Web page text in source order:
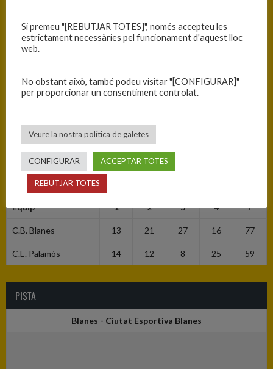
INFORMACIÓ
29/11/2025 12:30
Júnior A
masculí
RESULTATS
Equip 1 2 3 4 T
C.B. Blanes 13 21 27 16 77
C.E. Palamós 14 12 8 25 59
PISTA
Blanes - Ciutat Esportiva Blanes
Si premeu "[REBUTJAR TOTES]", només accepteu les
estrictament necessàries pel funcionament d'aquest lloc
web.
No obstant això, també podeu visitar "[CONFIGURAR]"
per proporcionar un consentiment controlat.
Veure la nostra política de galetes
CONFIGURAR ACCEPTAR TOTES
REBUTJAR TOTES